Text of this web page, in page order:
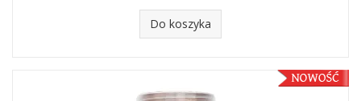
Do koszyka